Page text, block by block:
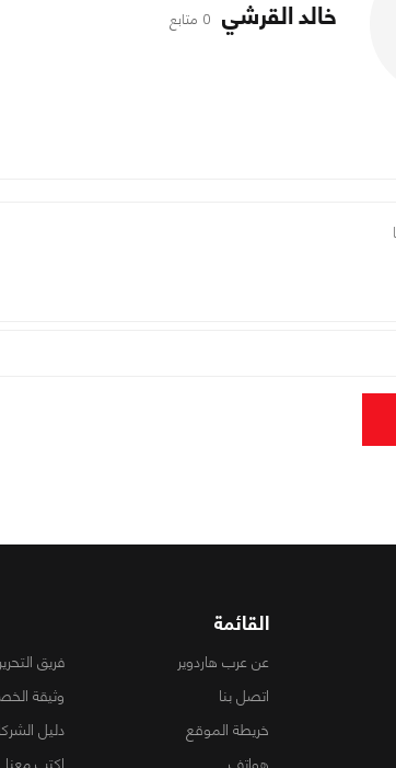
خالد القرشي 0 متابع
القائمة
عن عرب هاردوير
فريق التحرير
اتصل بنا
وثيقة
خريطة الموقع
دليل
هواتف
اكتب معنا